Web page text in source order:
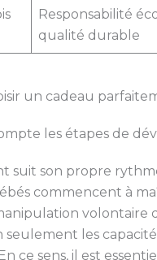
Responsabilité
qualité durable
un cadeau
les étapes de
suit son propre
commencent à
volontaire
les
ce sens, il est